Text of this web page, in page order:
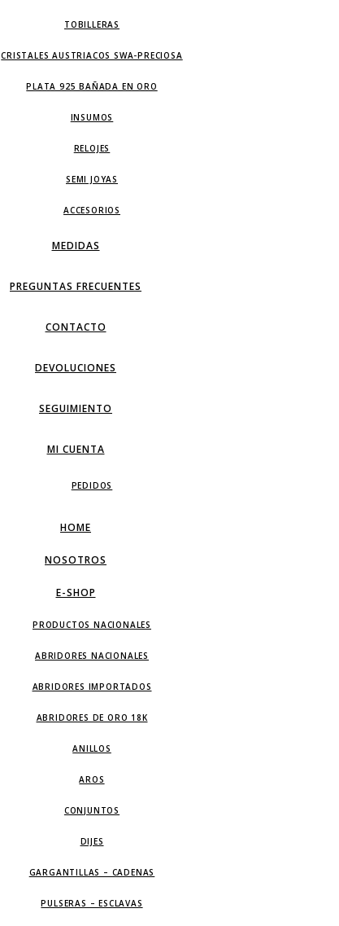
TOBILLERAS
CRISTALES AUSTRIACOS SWA-PRECIOSA
PLATA 925 BAÑADA EN ORO
INSUMOS
RELOJES
SEMI JOYAS
ACCESORIOS
MEDIDAS
PREGUNTAS FRECUENTES
CONTACTO
DEVOLUCIONES
SEGUIMIENTO
MI CUENTA
PEDIDOS
HOME
NOSOTROS
E-SHOP
PRODUCTOS NACIONALES
ABRIDORES NACIONALES
ABRIDORES IMPORTADOS
ABRIDORES DE ORO 18K
ANILLOS
AROS
CONJUNTOS
DIJES
GARGANTILLAS – CADENAS
PULSERAS – ESCLAVAS